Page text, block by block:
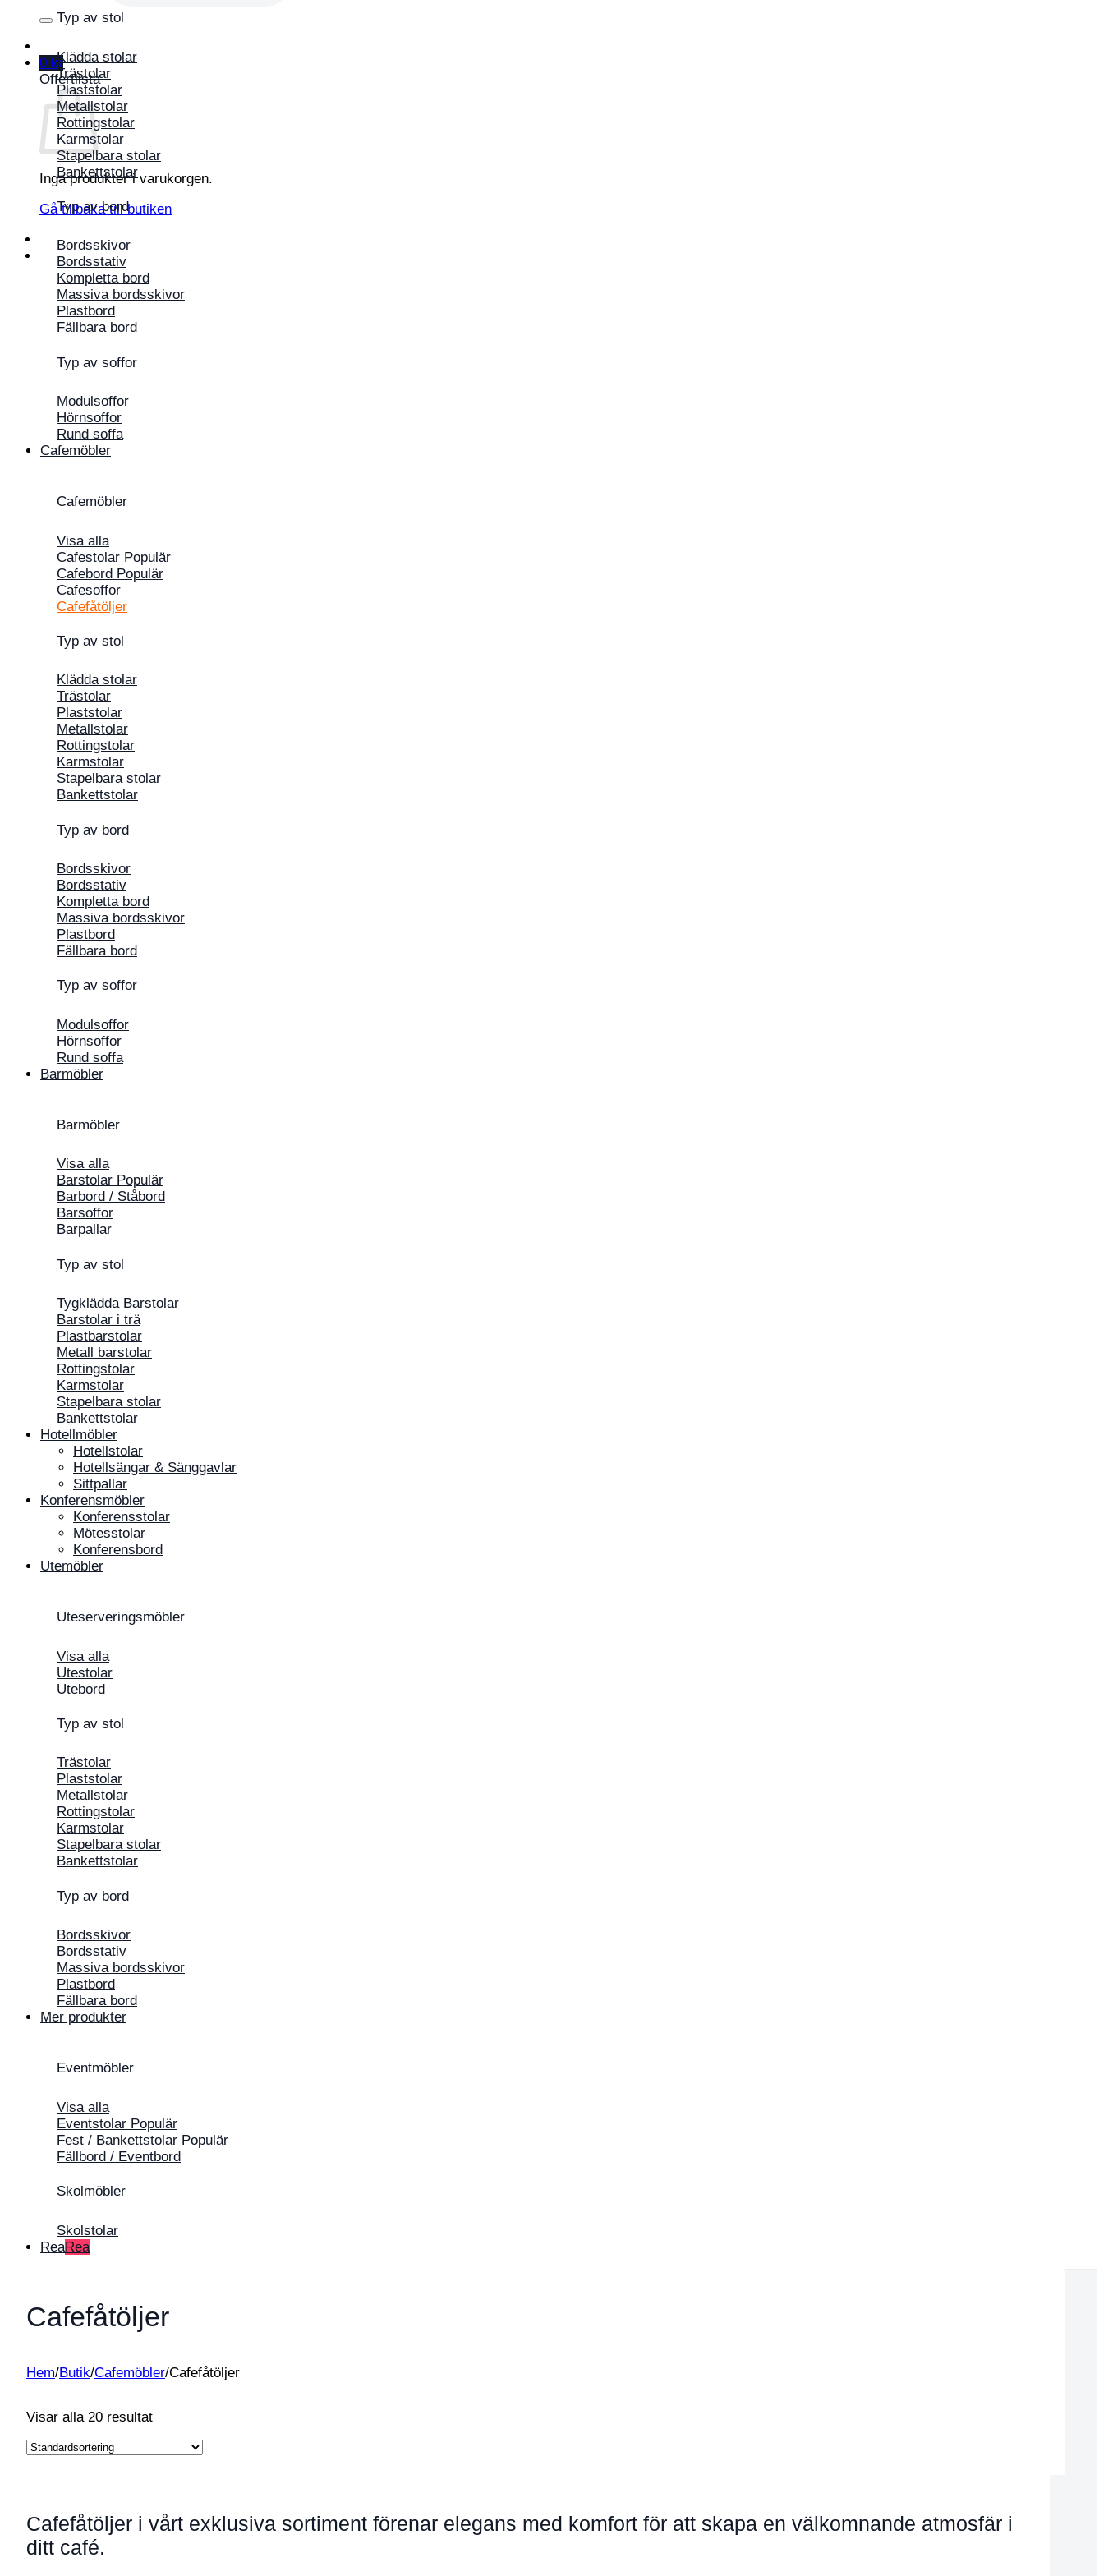
0 kr
Offertlista
Inga produkter i varukorgen.
Gå tillbaka till butiken
Typ av stol
Klädda stolar
Trästolar
Plaststolar
Metallstolar
Rottingstolar
Karmstolar
Stapelbara stolar
Bankettstolar
Typ av bord
Bordsskivor
Bordsstativ
Kompletta bord
Massiva bordsskivor
Plastbord
Fällbara bord
Typ av soffor
Modulsoffor
Hörnsoffor
Rund soffa
Cafemöbler
Cafemöbler
Visa alla
Cafestolar
Cafebord
Cafesoffor
Cafefåtöljer
Typ av stol
Klädda stolar
Trästolar
Plaststolar
Metallstolar
Rottingstolar
Karmstolar
Stapelbara stolar
Bankettstolar
Typ av bord
Bordsskivor
Bordsstativ
Kompletta bord
Massiva bordsskivor
Plastbord
Fällbara bord
Typ av soffor
Modulsoffor
Hörnsoffor
Rund soffa
Barmöbler
Barmöbler
Visa alla
Barstolar
Barbord / Ståbord
Barsoffor
Barpallar
Typ av stol
Tygklädda Barstolar
Barstolar i trä
Plastbarstolar
Metall barstolar
Rottingstolar
Karmstolar
Stapelbara stolar
Bankettstolar
Hotellmöbler
Hotellstolar
Hotellsängar & Sänggavlar
Sittpallar
Konferensmöbler
Konferensstolar
Mötesstolar
Konferensbord
Utemöbler
Uteserveringsmöbler
Visa alla
Utestolar
Utebord
Typ av stol
Trästolar
Plaststolar
Metallstolar
Rottingstolar
Karmstolar
Stapelbara stolar
Bankettstolar
Typ av bord
Bordsskivor
Bordsstativ
Massiva bordsskivor
Plastbord
Fällbara bord
Mer produkter
Eventmöbler
Visa alla
Eventstolar
Fest / Bankettstolar
Fällbord / Eventbord
Skolmöbler
Skolstolar
Rea
Cafefåtöljer
Hem/Butik/Cafemöbler/Cafefåtöljer
Visar alla 20 resultat
Cafefåtöljer i vårt exklusiva sortiment förenar elegans med komfort för att skapa en välkomnande atmosfär i
ditt café.